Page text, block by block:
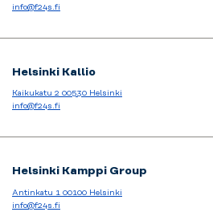
info@f24s.fi
Helsinki Kallio
Kaikukatu 2 00530 Helsinki
info@f24s.fi
Helsinki Kamppi Group
Antinkatu 1 00100 Helsinki
info@f24s.fi